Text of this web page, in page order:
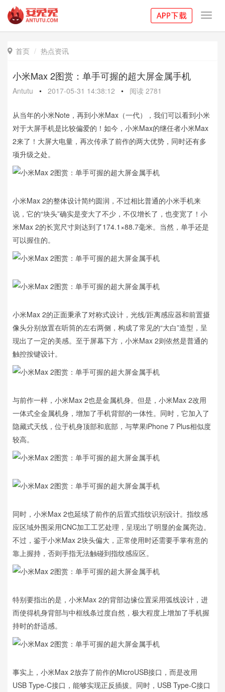
 首页 热点资讯
小米Max 2图赏：单手可握的超大屏金属手机
Antutu • 2017-05-31 14:38:12 • 阅读 2781
从当年的小米Note，再到小米Max（一代），我们可以看到小米
对于大屏手机是比较偏爱的！如今，小米Max的继任者小米Max
2来了！大屏大电量，再次传承了前作的两大优势，同时还有多
项升级之处。
小米Max 2的整体设计简约圆润，不过相比普通的小米手机来
说，它的“块头”确实是变大了不少，不仅增长了，也变宽了！小
米Max 2的长宽尺寸则达到了174.1×88.7毫米。当然，单手还是
可以握住的。
小米Max 2的正面秉承了对称式设计，光线/距离感应器和前置摄
像头分别放置在听筒的左右两侧，构成了常见的“大白”造型，呈
现出了一定的美感。至于屏幕下方，小米Max 2则依然是普通的
触控按键设计。
与前作一样，小米Max 2也是金属机身。但是，小米Max 2改用
一体式全金属机身，增加了手机背部的一体性。同时，它加入了
隐藏式天线，位于机身顶部和底部，与苹果iPhone 7 Plus相似度
较高。
同时，小米Max 2也延续了前作的后置式指纹识别设计。指纹感
应区域外围采用CNC加工工艺处理，呈现出了明显的金属亮边。
不过，鉴于小米Max 2块头偏大，正常使用时还需要手掌有意的
靠上握持，否则手指无法触碰到指纹感应区。
特别要指出的是，小米Max 2的背部边缘位置采用弧线设计，进
而使得机身背部与中框线条过度自然，极大程度上增加了手机握
持时的舒适感。
事实上，小米Max 2放弃了前作的MicroUSB接口，而是改用
USB Type-C接口，能够实现正反插拔。同时，USB Type-C接口